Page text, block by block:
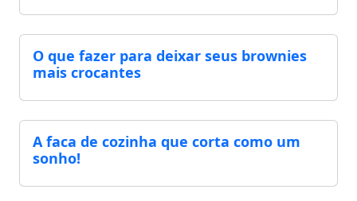
O que fazer para deixar seus brownies
mais crocantes
A faca de cozinha que corta como um
sonho!